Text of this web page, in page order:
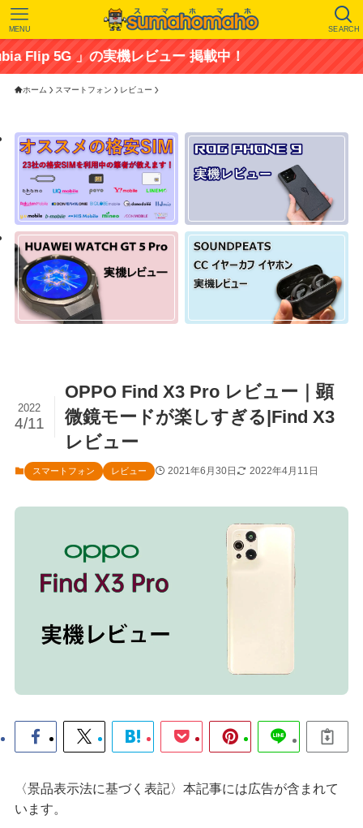
SEARCH
MENU
の実機レビュー 掲載中！
ホーム スマートフォン レビュー
OPPO Find X3 Pro レビュー｜顕
微鏡モードが楽しすぎる|Find X3
レビュー
2022
4/11
スマートフォン レビュー 2021年6月30日 2022年4月11日
〈景品表示法に基づく表記〉本記事には広告が含まれて
います。